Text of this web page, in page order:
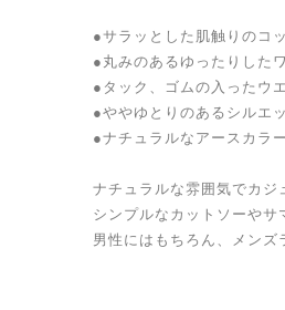
●サラッとした肌触りのコ
●丸みのあるゆったりした
●タック、ゴムの入ったウ
●ややゆとりのあるシルエ
●ナチュラルなアースカラ
ナチュラルな雰囲気でカジ
シンプルなカットソーやサ
男性にはもちろん、メンズ